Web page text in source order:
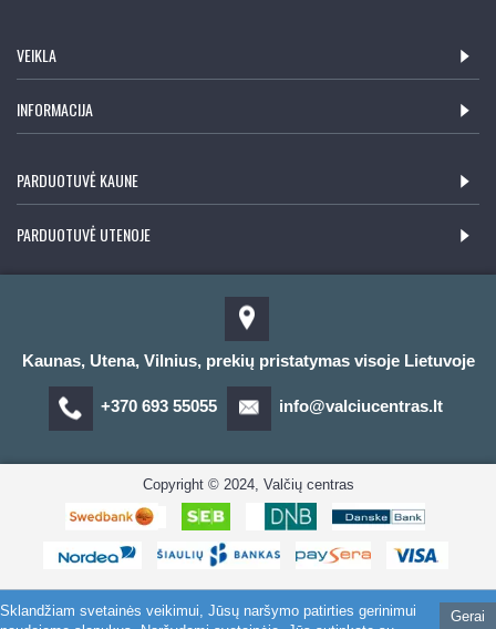
VEIKLA
INFORMACIJA
PARDUOTUVĖ KAUNE
PARDUOTUVĖ UTENOJE
Kaunas, Utena, Vilnius, prekių pristatymas visoje Lietuvoje
+370 693 55055 info@valciucentras.lt
Copyright © 2024, Valčių centras
Gerai
Sklandžiam svetainės veikimui, Jūsų naršymo patirties gerinimui